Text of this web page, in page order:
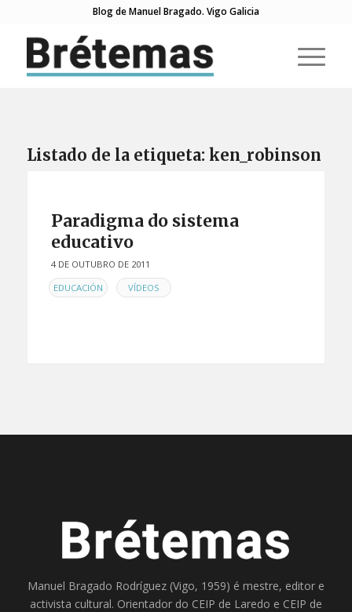
Blog de Manuel Bragado. Vigo Galicia
Listado de la etiqueta: ken_robinson
Paradigma do sistema
educativo
4 DE OUTUBRO DE 2011
ENEDUCACIÓN , VÍDEOS
Manuel Bragado Rodríguez (Vigo, 1959) é mestre, editor e
activista cultural. Orientador do CEIP de Laredo e CEIP de